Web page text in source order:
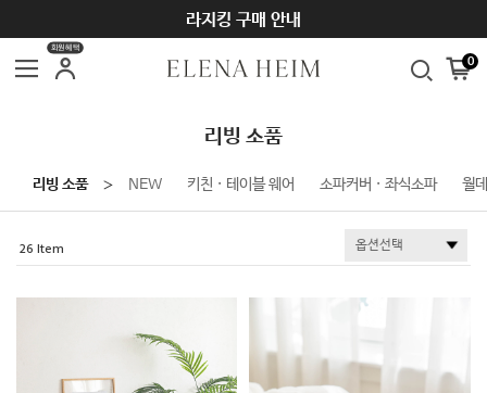
SUMMER SEASON OFF SALE ~70%
라지킹 구매 안내
회원혜택
0
리빙 소품
리빙 소품 ＞ NEW 키친 · 테이블 웨어 소파커버 · 좌식소파 월
26